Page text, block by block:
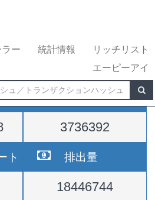
ー 統計情報
リッチリスト
エーピーアイ
高さ
3736392
ト 排出量
18446744